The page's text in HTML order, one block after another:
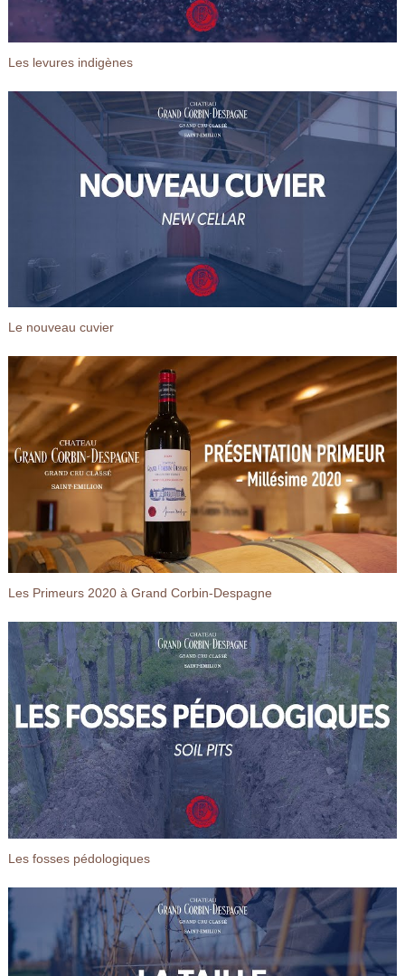
Les levures indigènes
Le nouveau cuvier
Les Primeurs 2020 à Grand Corbin-Despagne
Les fosses pédologiques